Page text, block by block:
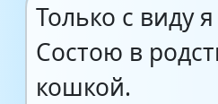
Только с виду
Состою в
кошкой.